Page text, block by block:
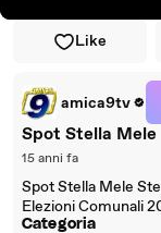
Like
amica9tv
Spot Stella Mele
15 anni fa
Spot Stella Mele
Elezioni Comunali
Categoria